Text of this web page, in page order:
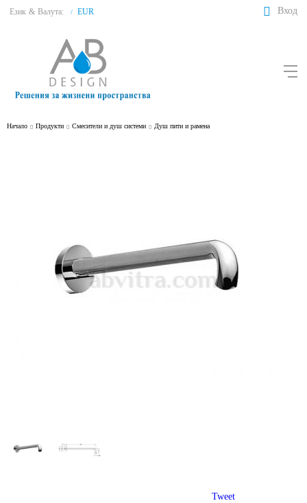
Език & Валута: / EUR Вход
Начало Продукти Смесители и душ системи Душ пити и рамена
Tweet